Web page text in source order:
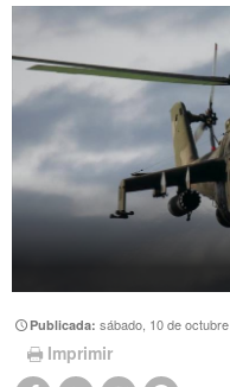
Publicada:sábado, 10 de
Imprimir